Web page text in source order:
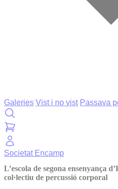
Galeries Vist i no vist Passava
Societat Encamp
L’escola de segona ensenyança
col·lectiu de percussió corporal